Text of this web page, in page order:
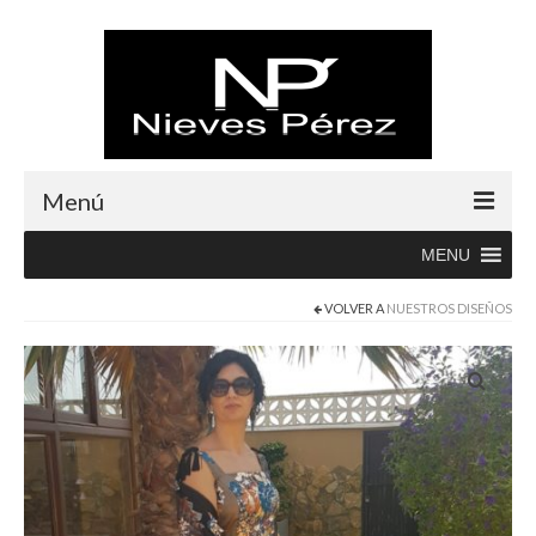
Menú
Boutique
Abrigos
Albornoces
Blusas
MENU
VOLVER A NUESTROS DISEÑOS